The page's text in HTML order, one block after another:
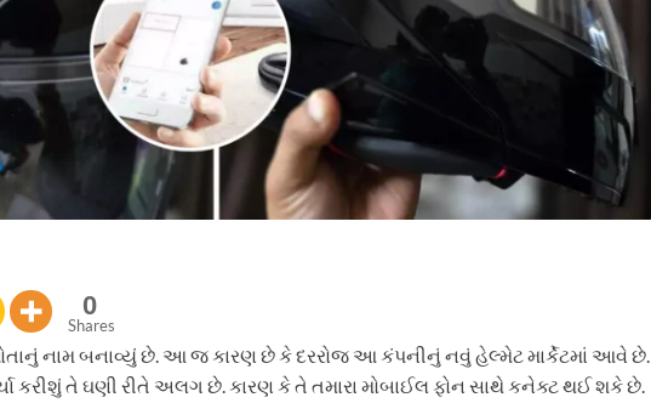
0
Shares
નામ બનાવ્યું છે. આ જ કારણ છે કે દરરોજ આ કંપનીનું નવું હેલ્મેટ માર્કેટમાં આવે છે.
તે ઘણી રીતે અલગ છે. કારણ કે તે તમારા મોબાઈલ ફોન સાથે કનેક્ટ થઈ શકે છે.